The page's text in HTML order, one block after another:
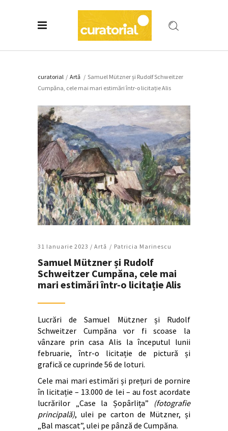
curatorial / Artǎ / Samuel Mützner și Rudolf Schweitzer
Cumpăna, cele mai mari estimări într-o licitație Alis
31 Ianuarie 2023 / Artǎ Patricia Marinescu
Samuel Mützner și Rudolf
Schweitzer Cumpăna, cele mai
mari estimări într-o licitație Alis
Lucrări de Samuel Mützner și Rudolf
Schweitzer Cumpăna vor fi scoase la
vânzare prin casa Alis la începutul lunii
februarie, într-o licitație de pictură și
grafică ce cuprinde 56 de loturi.
Cele mai mari estimări și prețuri de pornire
în licitație – 13.000 de lei – au fost acordate
lucrărilor „Case la Șopârlița” (fotografie
principală), ulei pe carton de Mützner, și
„Bal mascat”, ulei pe pânză de Cumpăna.